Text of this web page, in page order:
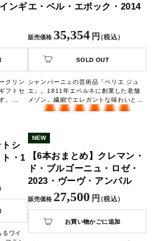
ンギ
クリン
フトセ
。
エ・ベル・エポック・2014
販売価格 35,354円（税込）
SOLD OUT
シャンパーニュの芸術品「ペリエ ジュ
エ」。1811年エペルネに創業した老舗
メゾン。繊細でエレガントな味わいと、
エミール・ガレがボトルに描いた可憐な
シ
・1
ワイ
NEW
【6本おまとめ】クレマン・
ド・ブルゴーニュ・ロゼ・
2023・ヴーヴ・アンバル
販売価格 27,500円（税込）
お買い物かごに追加